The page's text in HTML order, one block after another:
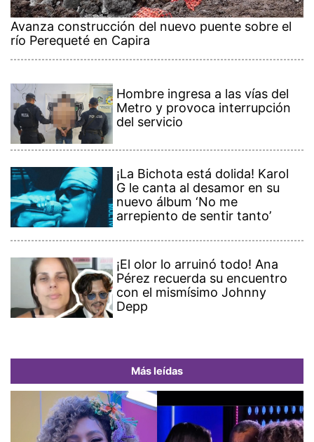
Avanza construcción del nuevo puente sobre el
río Perequeté en Capira
Hombre ingresa a las vías del
Metro y provoca interrupción
del servicio
¡La Bichota está dolida! Karol
G le canta al desamor en su
nuevo álbum ‘No me
arrepiento de sentir tanto’
¡El olor lo arruinó todo! Ana
Pérez recuerda su encuentro
con el mismísimo Johnny
Depp
Más leídas